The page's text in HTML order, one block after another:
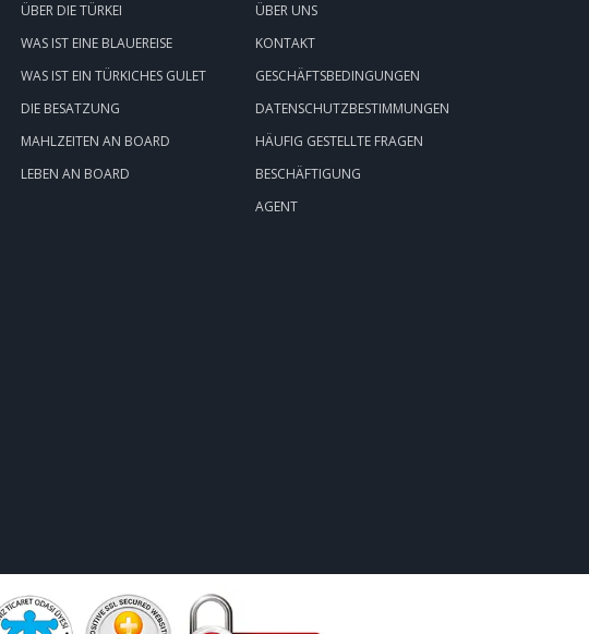
ÜBER DIE TÜRKEI
WAS IST EINE BLAUEREISE
WAS IST EIN TÜRKICHES GULET
DIE BESATZUNG
MAHLZEITEN AN BOARD
LEBEN AN BOARD
ÜBER UNS
KONTAKT
GESCHÄFTSBEDINGUNGEN
DATENSCHUTZBESTIMMUNGEN
HÄUFIG GESTELLTE FRAGEN
BESCHÄFTIGUNG
AGENT